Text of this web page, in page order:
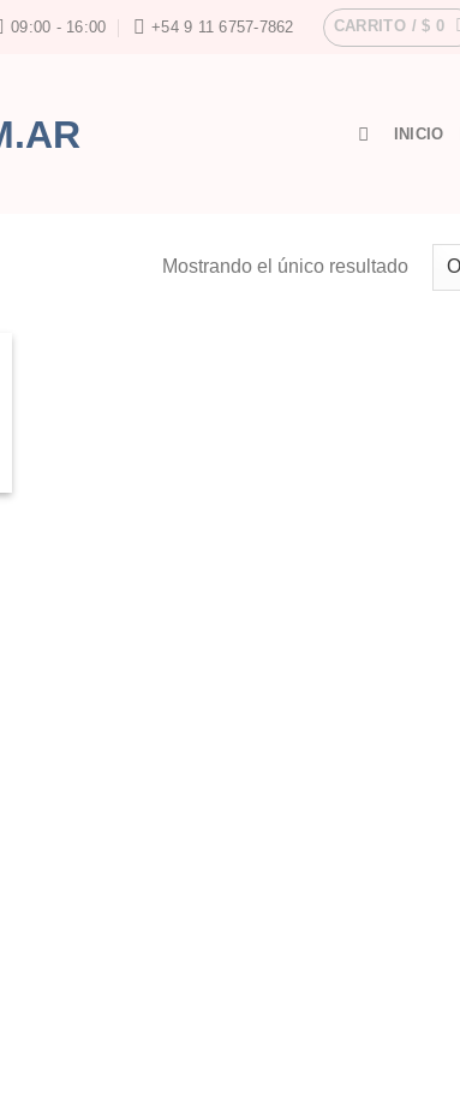
09:00 - 16:00 +54 9 11 6757-7862 CARRITO /$ 0
INICIO
Mostrando el único resultado